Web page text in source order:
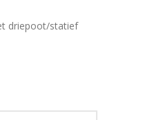
driepoot/statief